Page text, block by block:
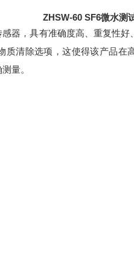
ZHSW-60 SF6微水测
器，具有准确度高、重复性
质清除选项，这使得该产品
量。